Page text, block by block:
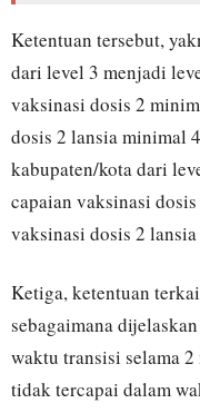
Ketentuan tersebut,
dari level 3 menjadi
vaksinasi dosis 2
dosis 2 lansia minimal
kabupaten/kota dari
capaian vaksinasi
vaksinasi dosis 2
Ketiga, ketentuan
sebagaimana
waktu transisi selama
tidak tercapai dalam